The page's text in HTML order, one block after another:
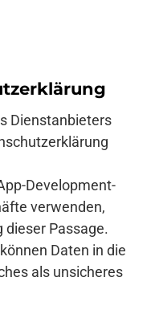
Dienstanbieters
Development-
verwenden,
dieser Passage.
Daten in die
als unsicheres